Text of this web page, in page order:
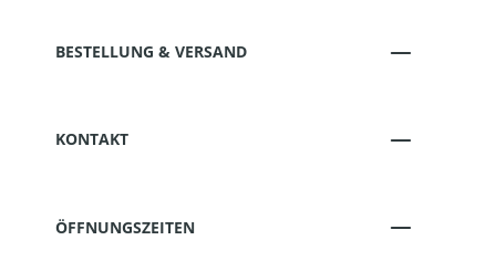
BESTELLUNG & VERSAND
KONTAKT
ÖFFNUNGSZEITEN